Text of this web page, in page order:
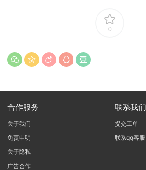
0
合作服务
关于我们
免责申明
关于隐私
广告合作
联系我们
提交工单
联系qq客服